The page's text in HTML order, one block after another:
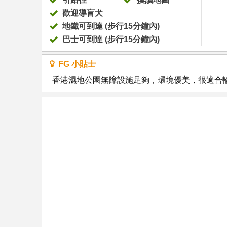
歡迎導盲犬
地鐵可到達 (步行15分鐘內)
巴士可到達 (步行15分鐘內)
FG 小貼士
香港濕地公園無障設施足夠，環境優美，很適合